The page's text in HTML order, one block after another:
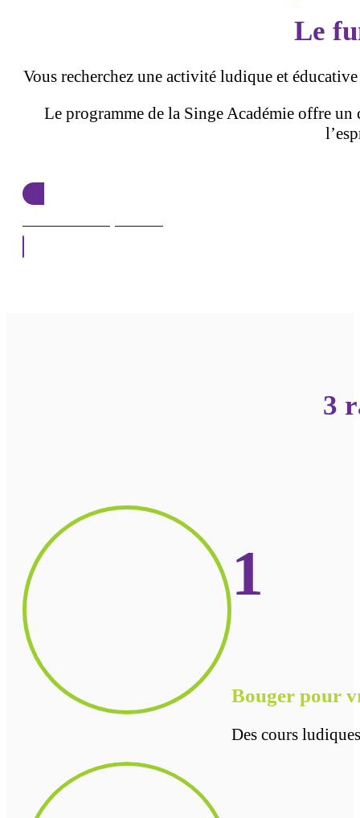
Le
Vous recherchez une activité ludique et
Le programme de la Singe Académie offre
3
1
Bouger pour
Des cours